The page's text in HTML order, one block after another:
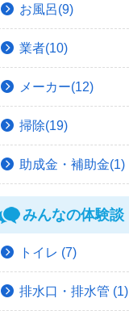
お風呂(9)
業者(10)
メーカー(12)
掃除(19)
助成金・補助金(1)
みんなの体験談
トイレ (7)
排水口・排水管 (1)